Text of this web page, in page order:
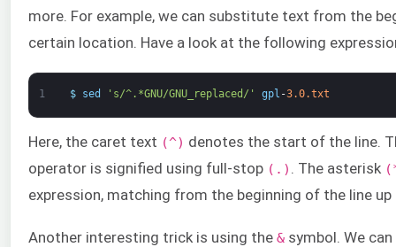
more. For example, we can substitute text from the
certain location. Have a look at the following
1 $ sed 's/^.*GNU/GNU_replaced/' gpl -3.0.txt
Here, the caret text (^) denotes the start of the line.
operator is signified using full-stop (.) . The asterisk
expression, matching from the beginning of the line
Another interesting trick is using the & symbol. We